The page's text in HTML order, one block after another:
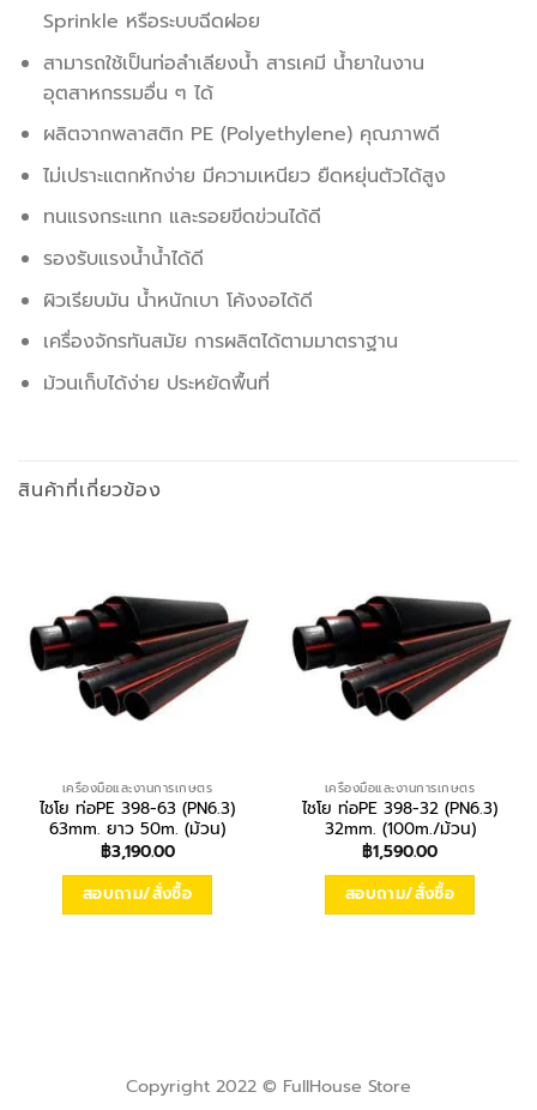
Sprinkle หรือระบบฉีดฝอย
สามารถใช้เป็นท่อลำเลียงน้ำ สารเคมี น้ำยาในงาน
อุตสาหกรรมอื่น ๆ ได้
ผลิตจากพลาสติก PE (Polyethylene) คุณภาพดี
ไม่เปราะแตกหักง่าย มีความเหนียว ยืดหยุ่นตัวได้สูง
ทนแรงกระแทก และรอยขีดข่วนได้ดี
รองรับแรงน้ำน้ำได้ดี
ผิวเรียบมัน น้ำหนักเบา โค้งงอได้ดี
เครื่องจักรทันสมัย การผลิตได้ตามมาตราฐาน
ม้วนเก็บได้ง่าย ประหยัดพื้นที่
สินค้าที่เกี่ยวข้อง
เครื่องมือและงานการเกษตร
ไชโย ท่อPE 398-63 (PN6.3)
63mm. ยาว 50m. (ม้วน)
฿3,190.00
สอบถาม/สั่งซื้อ
เครื่องมือและงานการเกษตร
ไชโย ท่อPE 398-32 (PN6.3)
32mm. (100m./ม้วน)
฿1,590.00
สอบถาม/สั่งซื้อ
Copyright 2022 © FullHouse Store